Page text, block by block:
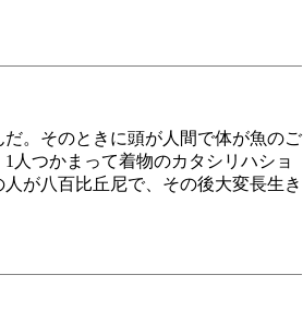
。そのときに頭が人間で体が魚のご
人つかまって着物のカタシリハショ
が八百比丘尼で、その後大変長生き